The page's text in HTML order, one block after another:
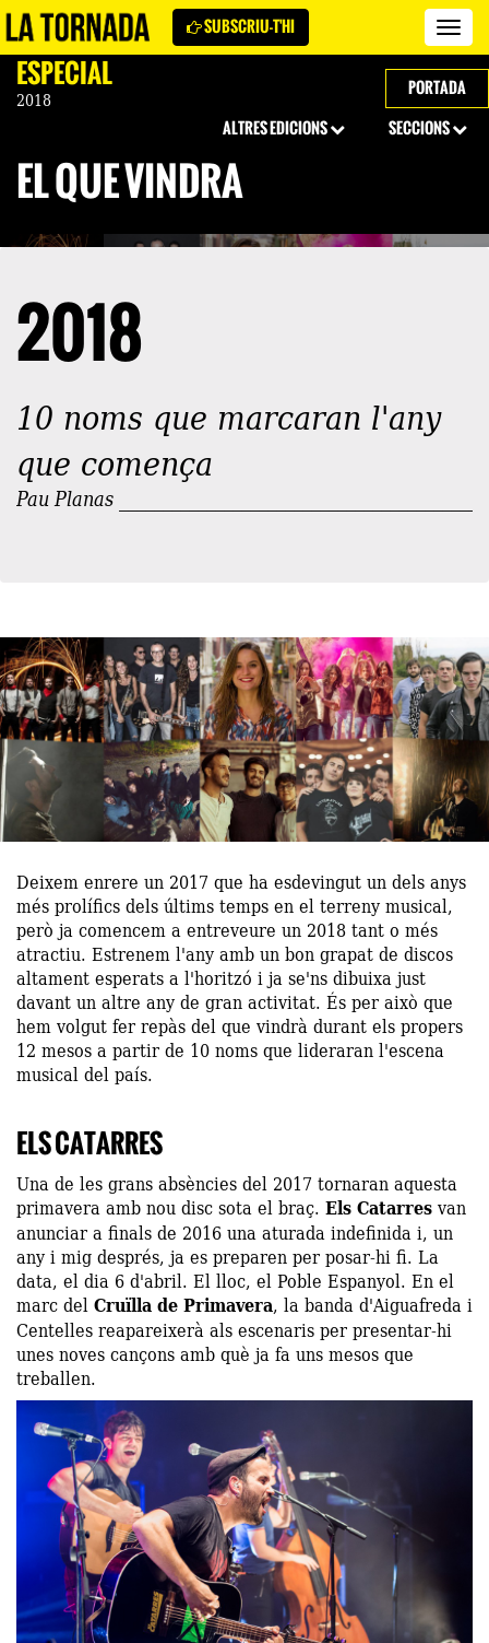
La
SUBSCRIU-T'HI
ESPECIAL
2018
PORTADA
SECCIONS
ALTRES EDICIONS
EL QUE VINDRÀ
2018
10 noms que marcaran l'any
que comença
Pau Planas
Deixem enrere un 2017 que ha esdevingut un dels anys
més prolífics dels últims temps en el terreny musical,
però ja comencem a entreveure un 2018 tant o més
atractiu. Estrenem l'any amb un bon grapat de discos
altament esperats a l'horitzó i ja se'ns dibuixa just
davant un altre any de gran activitat. És per això que
hem volgut fer repàs del que vindrà durant els propers
12 mesos a partir de 10 noms que lideraran l'escena
musical del país.
ELS CATARRES
Una de les grans absències del 2017 tornaran aquesta
primavera amb nou disc sota el braç. Els Catarresvan
anunciar a finals de 2016 una aturada indefinida i, un
any i mig després, ja es preparen per posar-hi fi. La
data, el dia 6 d'abril. El lloc, el Poble Espanyol. En el
marc delCruïlla de Primavera, la banda d'Aiguafreda i
Centelles reapareixerà als escenaris per presentar-hi
unes noves cançons amb què ja fa uns mesos que
treballen.